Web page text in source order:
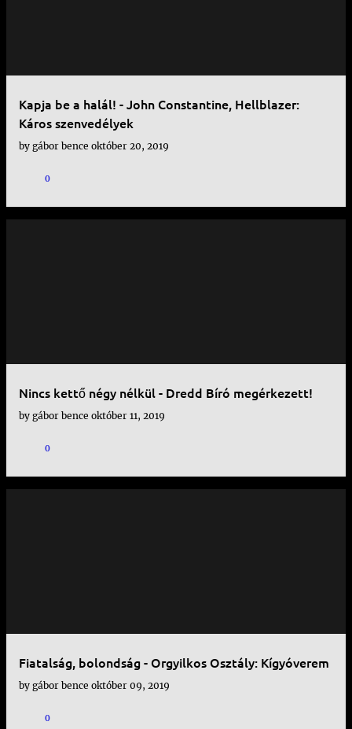
Kapja be a halál! - John Constantine, Hellblazer:
Káros szenvedélyek
by gábor bence október 20, 2019
0
Nincs kettő négy nélkül - Dredd Bíró megérkezett!
by gábor bence október 11, 2019
0
Fiatalság, bolondság - Orgyilkos Osztály: Kígyóverem
by gábor bence október 09, 2019
0